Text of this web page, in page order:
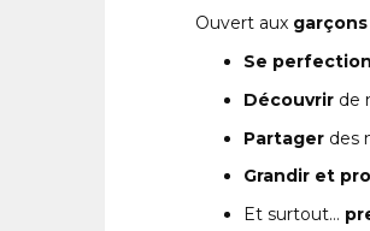
Ouvert aux garçons
Se
Découvrir de
Partager des
Grandir et
Et surtout…